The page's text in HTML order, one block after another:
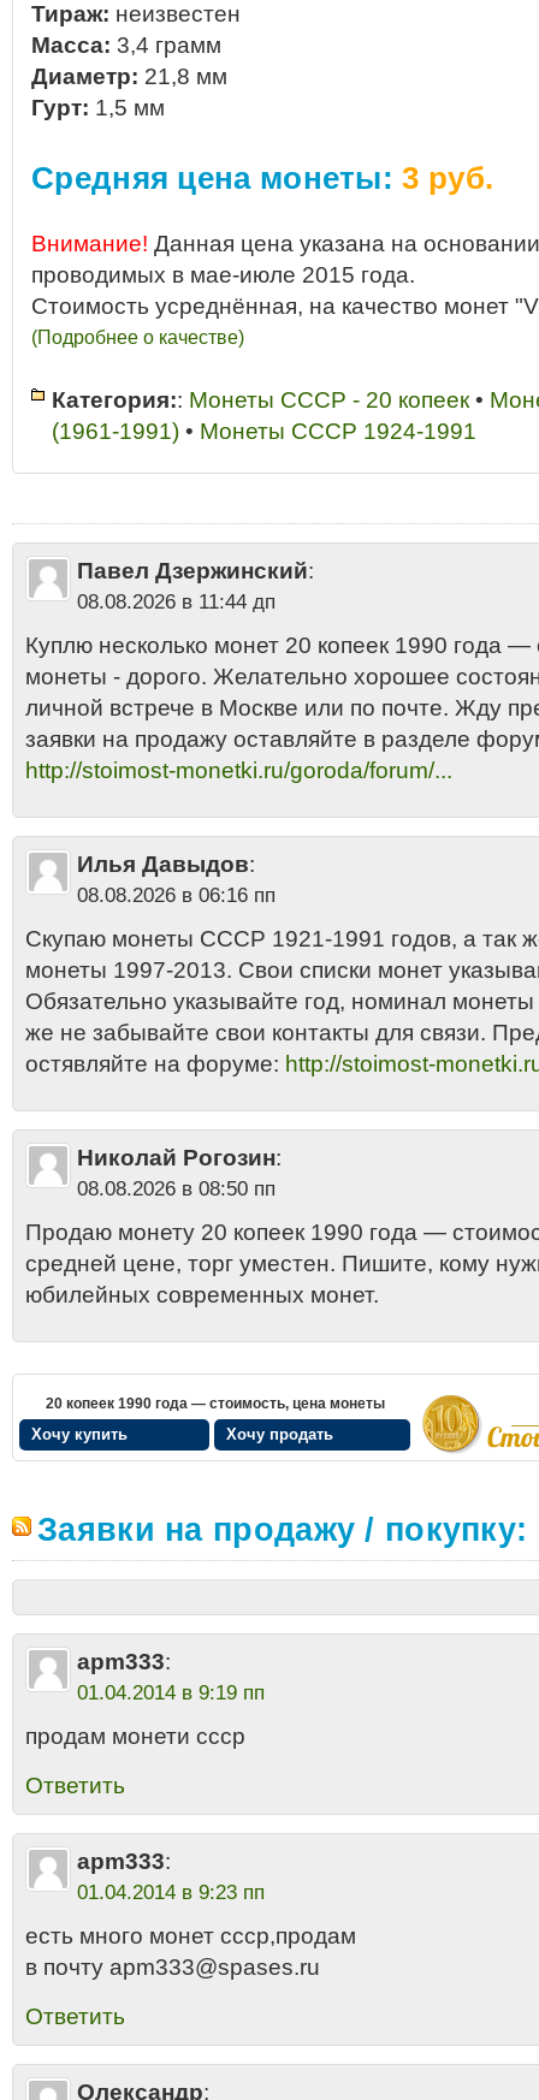
Тираж: неизвестен
Масса: 3,4 грамм
Диаметр: 21,8 мм
Гурт: 1,5 мм
Средняя цена монеты:3 руб.
Внимание! Данная цена указана на
проводимых в мае-июле 2015 года.
Стоимость усреднённая, на качество монет
(Подробнее о качестве)
Категория:: Монеты СССР - 20 копеек •
(1961-1991) • Монеты СССР 1924-1991
Никель•Сколько стоит 20 копеек 1990 года
Павел Дзержинский:
08.08.2026 в 11:44 дп
Куплю несколько монет 20 копеек 1990 года —
монеты - дорого. Желательно хорошее
личной встрече в Москве или по почте. Жду
заявки на продажу оставляйте в разделе
http://stoimost-monetki.ru/goroda/forum/...
Илья Давыдов:
08.08.2026 в 06:16 пп
Скупаю монеты СССР 1921-1991 годов, а так
монеты 1997-2013. Свои списки монет
Обязательно указывайте год, номинал монеты
же не забывайте свои контакты для связи.
остявляйте на форуме: http://stoimost-
Николай Рогозин:
08.08.2026 в 08:50 пп
Продаю монету 20 копеек 1990 года —
средней цене, торг уместен. Пишите, кому
юбилейных современных монет.
20 копеек 1990 года — стоимость, цена монеты
Хочу купить Хочу продать
Заявки на продажу / покупку:
apm333:
01.04.2014 в 9:19 пп
продам монети ссср
Ответить
apm333:
01.04.2014 в 9:23 пп
есть много монет ссср,продам
в почту apm333@spases.ru
Ответить
Олександр: